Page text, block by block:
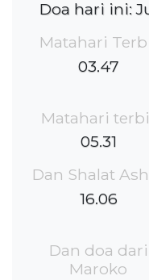
Doa hari ini:
Matahari
03.47
Matahari
05.31
Dan Shalat
16.06
Dan doa dari
Maroko